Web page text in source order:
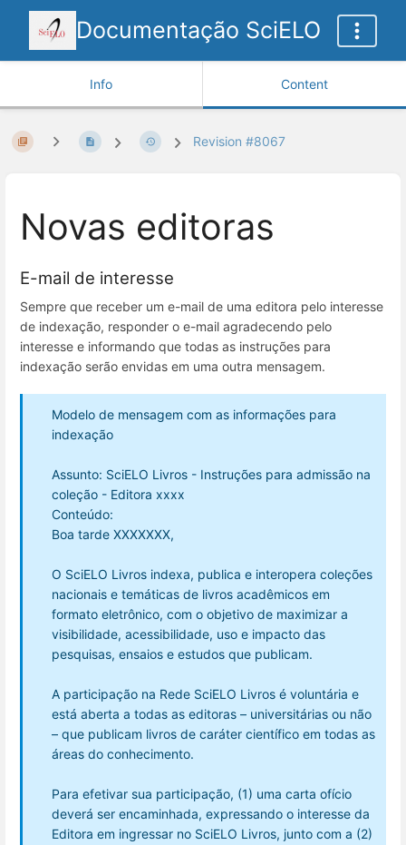
Documentação SciELO
Info Content
Revision #8067
Novas editoras
E-mail de interesse
Sempre que receber um e-mail de uma editora pelo interesse
de indexação, responder o e-mail agradecendo pelo
interesse e informando que todas as instruções para
indexação serão envidas em uma outra mensagem.
Modelo de mensagem com as informações para
indexação
Assunto: SciELO Livros - Instruções para admissão na
coleção - Editora xxxx
Conteúdo:
Boa tarde XXXXXXX,
O SciELO Livros indexa, publica e interopera coleções
nacionais e temáticas de livros acadêmicos em
formato eletrônico, com o objetivo de maximizar a
visibilidade, acessibilidade, uso e impacto das
pesquisas, ensaios e estudos que publicam.
A participação na Rede SciELO Livros é voluntária e
está aberta a todas as editoras – universitárias ou não
– que publicam livros de caráter científico em todas as
áreas do conhecimento.
Para efetivar sua participação, (1) uma carta ofício
deverá ser encaminhada, expressando o interesse da
Editora em ingressar no SciELO Livros, junto com a (2)